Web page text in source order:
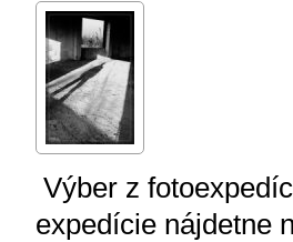
Výber z
expedície nájdetne